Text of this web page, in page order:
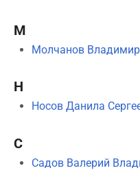
М
Молчанов Владимир
Н
Носов Данила
С
Садов Валерий